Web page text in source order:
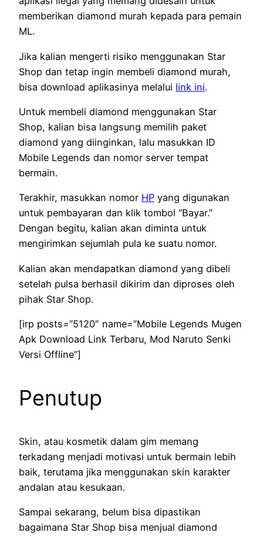
memberikan diamond murah kepada para pemain
ML.
Jika kalian mengerti risiko menggunakan Star
Shop dan tetap ingin membeli diamond murah,
bisa download aplikasinya melalui link ini.
Untuk membeli diamond menggunakan Star
Shop, kalian bisa langsung memilih paket
diamond yang diinginkan, lalu masukkan ID
Mobile Legends dan nomor server tempat
bermain.
Terakhir, masukkan nomor HP yang digunakan
untuk pembayaran dan klik tombol “Bayar.”
Dengan begitu, kalian akan diminta untuk
mengirimkan sejumlah pula ke suatu nomor.
Kalian akan mendapatkan diamond yang dibeli
setelah pulsa berhasil dikirim dan diproses oleh
pihak Star Shop.
[irp posts=”5120″ name=”Mobile Legends Mugen
Apk Download Link Terbaru, Mod Naruto Senki
Versi Offline”]
Penutup
Skin, atau kosmetik dalam gim memang
terkadang menjadi motivasi untuk bermain lebih
baik, terutama jika menggunakan skin karakter
andalan atau kesukaan.
Sampai sekarang, belum bisa dipastikan
bagaimana Star Shop bisa menjual diamond